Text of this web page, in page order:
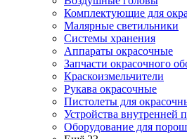
Комплектующие для
Малярные светильники
Системы хранения
Аппараты окрасочные
Запчасти окрасочного
Краскоизмельчители
Рукава окрасочные
Пистолеты для
Устройства внутренней
Оборудование для